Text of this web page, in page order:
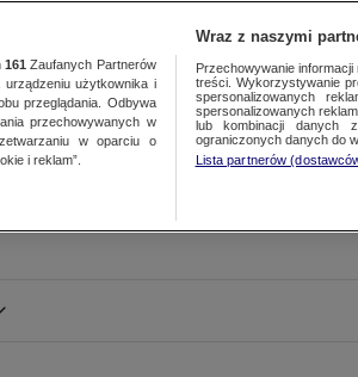
161 Zaufanych Partnerów
użytkownika i
przeglądania. Odbywa
przechowywanych w
w oparciu o
i reklam”.
Wraz z naszymi
Przechowywanie
treści. Wykorzystywanie
spersonalizowanych
spersonalizowanych
lub kombinacji danych
ograniczonych danych do
Lista partnerów